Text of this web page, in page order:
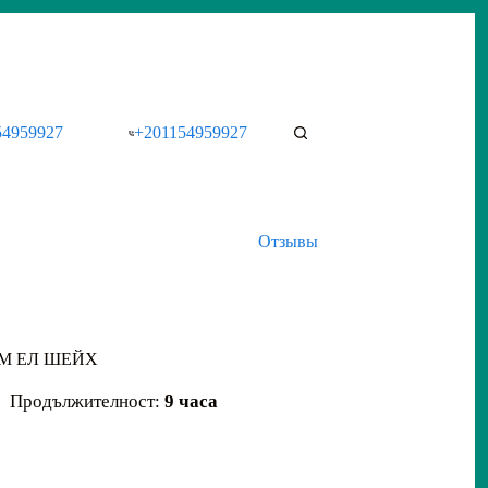
+201154959927
Отзывы
ЕЛ ШЕЙХ
Продължителност: 9 часа